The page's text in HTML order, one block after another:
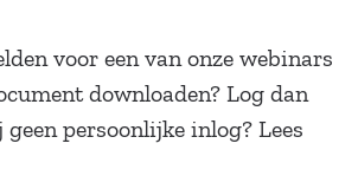
voor een van onze webinars
downloaden? Log dan
persoonlijke inlog? Lees